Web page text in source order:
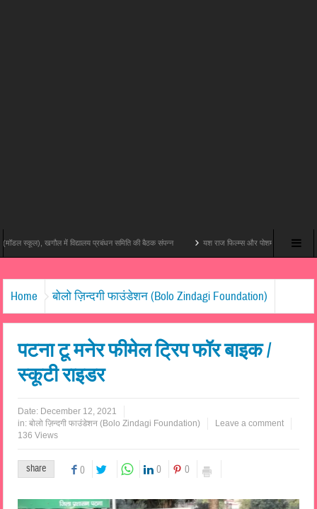
में विद्यालय प्रबंधन समिति की बैठक संपन्न यश राज फिल्म्स और पोशम पा पिक्चर्स की पहली थिएट्रिकल
Home बोलो ज़िन्दगी फाउंडेशन (Bolo Zindagi Foundation)
पटना टू मनेर फीमेल ट्रिप फॉर बाइक /
स्कूटी राइडर
Date: December 12, 2021
in:बोलो ज़िन्दगी फाउंडेशन (Bolo Zindagi Foundation)
Leave a comment
136 Views
share 0 0 0